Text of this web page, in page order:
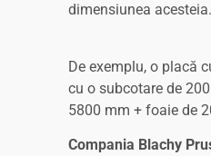
dimensiunea acesteia.
De exemplu, o placă
cu o subcotare de
5800 mm + foaie de
Compania Blachy